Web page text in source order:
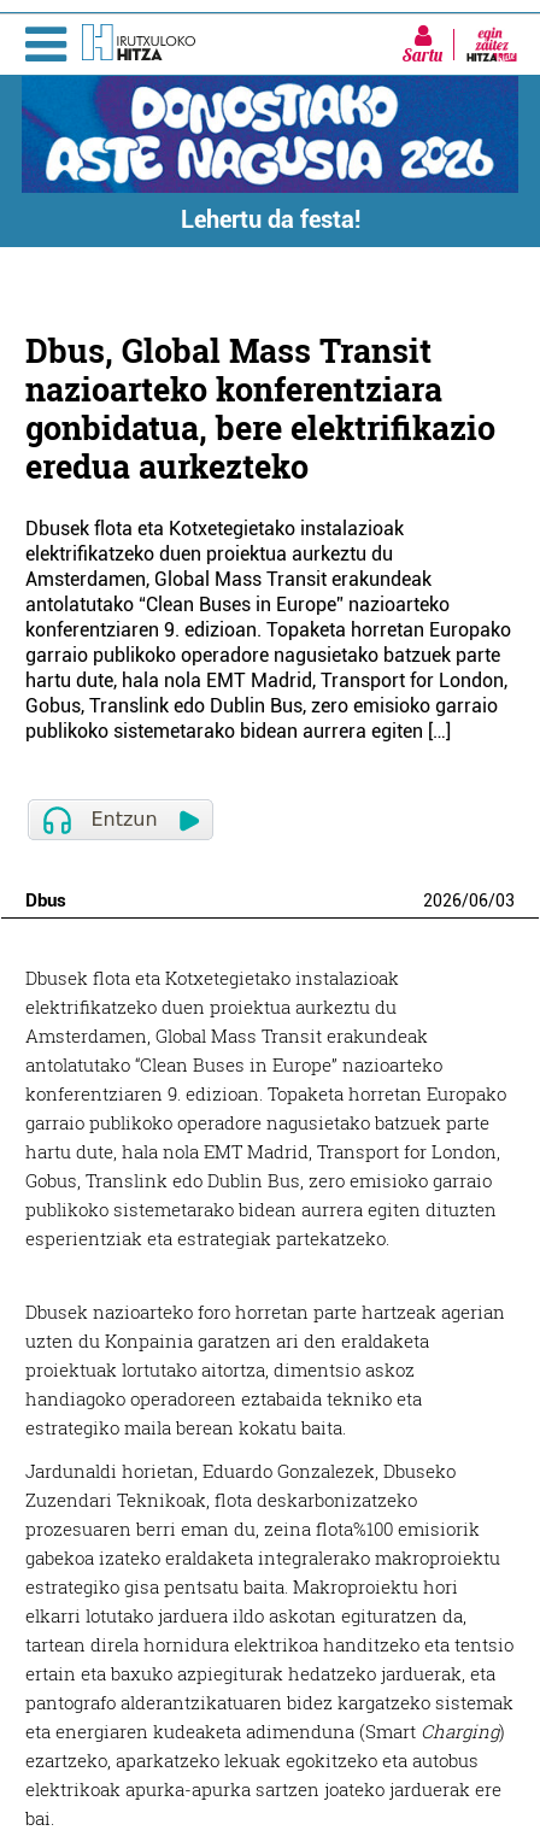
Sartu
Lehertu da festa!
Dbus, Global Mass Transit
nazioarteko konferentziara
gonbidatua, bere elektrifikazio
eredua aurkezteko
Dbusek flota eta Kotxetegietako instalazioak
elektrifikatzeko duen proiektua aurkeztu du
Amsterdamen, Global Mass Transit erakundeak
antolatutako “Clean Buses in Europe” nazioarteko
konferentziaren 9. edizioan. Topaketa horretan Europako
garraio publikoko operadore nagusietako batzuek parte
hartu dute, hala nola EMT Madrid, Transport for London,
Gobus, Translink edo Dublin Bus, zero emisioko garraio
publikoko sistemetarako bidean aurrera egiten […]
Dbus 2026/06/03
Dbusek flota eta Kotxetegietako instalazioak
elektrifikatzeko duen proiektua aurkeztu du
Amsterdamen, Global Mass Transit erakundeak
antolatutako “Clean Buses in Europe” nazioarteko
konferentziaren 9. edizioan. Topaketa horretan Europako
garraio publikoko operadore nagusietako batzuek parte
hartu dute, hala nola EMT Madrid, Transport for London,
Gobus, Translink edo Dublin Bus, zero emisioko garraio
publikoko sistemetarako bidean aurrera egiten dituzten
esperientziak eta estrategiak partekatzeko.
Dbusek nazioarteko foro horretan parte hartzeak agerian
uzten du Konpainia garatzen ari den eraldaketa
proiektuak lortutako aitortza, dimentsio askoz
handiagoko operadoreen eztabaida tekniko eta
estrategiko maila berean kokatu baita.
Jardunaldi horietan, Eduardo Gonzalezek, Dbuseko
Zuzendari Teknikoak, flota deskarbonizatzeko
prozesuaren berri eman du, zeina flota%100 emisiorik
gabekoa izateko eraldaketa integralerako makroproiektu
estrategiko gisa pentsatu baita. Makroproiektu hori
elkarri lotutako jarduera ildo askotan egituratzen da,
tartean direla hornidura elektrikoa handitzeko eta tentsio
ertain eta baxuko azpiegiturak hedatzeko jarduerak, eta
pantografo alderantzikatuaren bidez kargatzeko sistemak
eta energiaren kudeaketa adimenduna (Smart Charging)
ezartzeko, aparkatzeko lekuak egokitzeko eta autobus
elektrikoak apurka-apurka sartzen joateko jarduerak ere
bai.